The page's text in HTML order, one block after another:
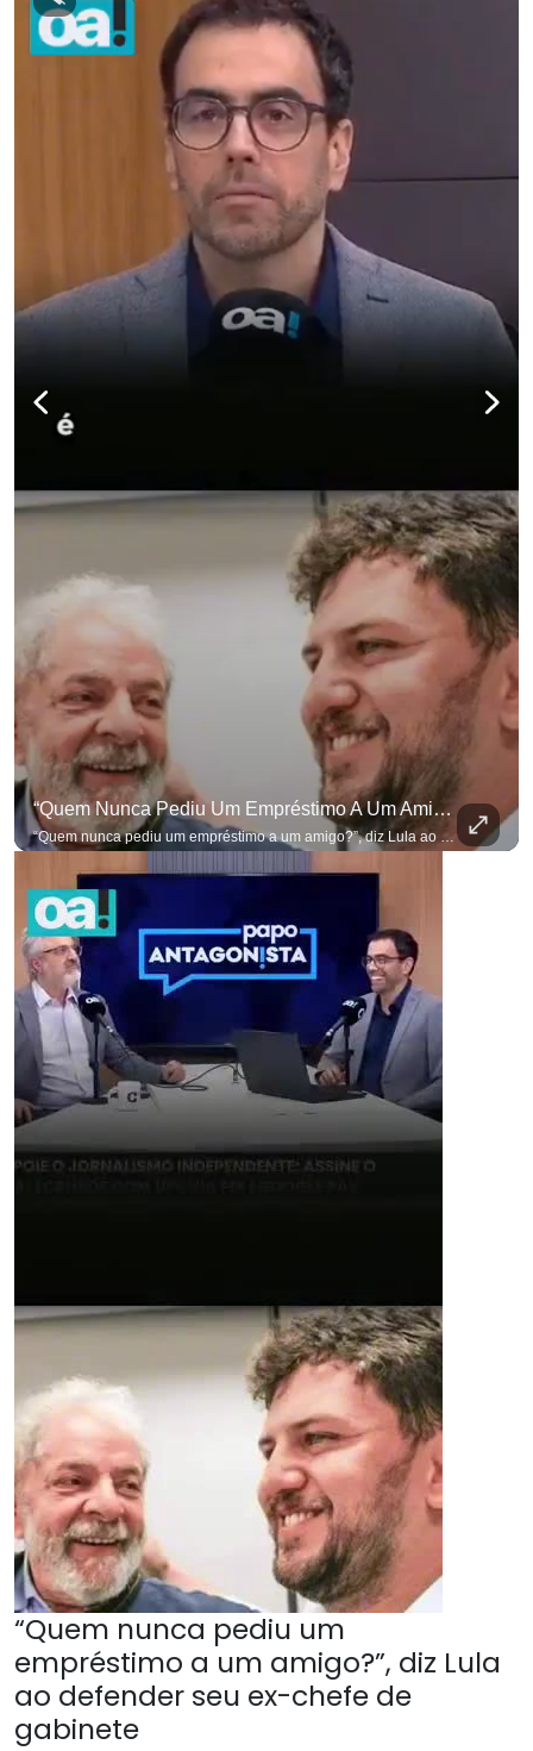
“Quem Nunca Pediu Um Empréstimo A Um Amigo?”, Diz Lula Ao Defender Seu Ex-Chefe De Gabinete
“Quem nunca pediu um empréstimo a um amigo?”, diz Lula ao defender seu ex-chefe de gabinete Marcola, que recebeu R$ 249 mil de uma empresa ligada a uma amiga de Lulinha. #OAntagonista Se você busca informação com credibilidade, inscreva-se agora e ative o
“Quem nunca pediu um
empréstimo a um amigo?”, diz Lula
ao defender seu ex-chefe de
gabinete